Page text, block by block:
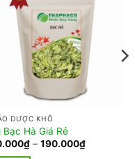
DƯỢC KHÔ
Bạc Hà Giá Rẻ
₫ – 190.000₫Khoảng
giá: